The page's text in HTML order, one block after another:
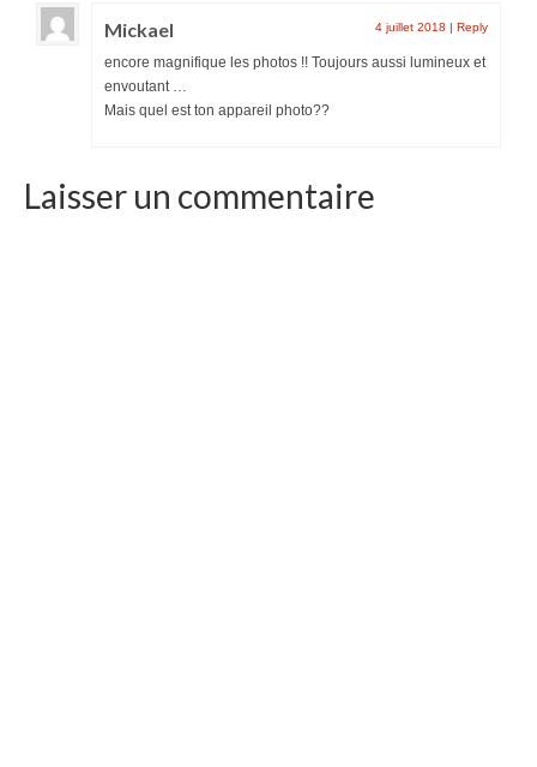
Mickael 4 juillet 2018 | Reply
encore magnifique les photos !! Toujours aussi lumineux et
envoutant …
Mais quel est ton appareil photo??
Laisser un commentaire